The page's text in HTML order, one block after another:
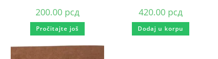
200.00 рсд
Pročitajte još
420.00 рсд
Dodaj u korpu